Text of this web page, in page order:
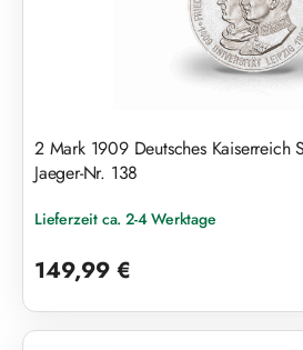
2 Mark 1909 Deutsches Kaiserreich
Jaeger-Nr. 138
Lieferzeit ca. 2-4 Werktage
149,99 €